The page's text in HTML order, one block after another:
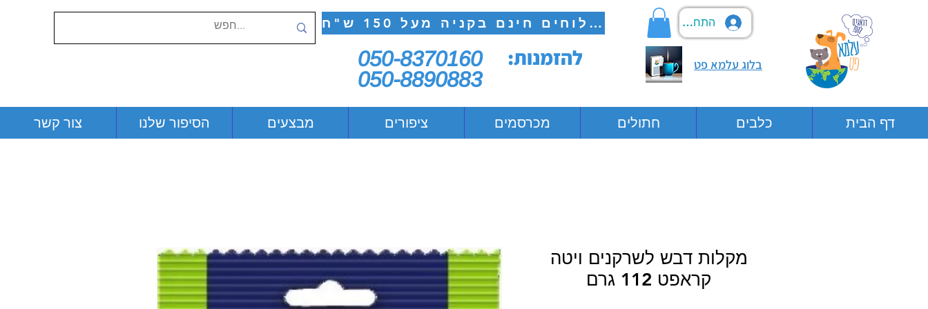
משלוחים חינם בקניה מעל 150 ש"ח
050-8370160
050-8890883
להזמנות:
התחבר
בלוג עלמא פט
צור קשר הסיפור שלנו מבצעים ציפורים מכרסמים חתולים כלבים דף הבית
מקלות דבש לשרקנים ויטה
קראפט 112 גרם